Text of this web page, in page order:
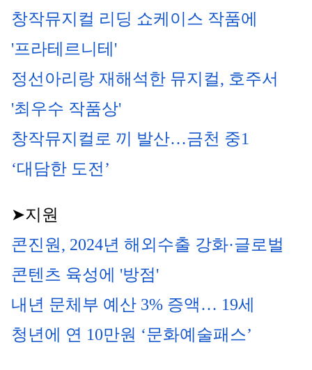
창작뮤지컬 리딩 쇼케이스 작품에
'프라테르니테'
정선아리랑 재해석한 뮤지컬, 호주서
'최우수 작품상'
창작뮤지컬로 끼 발산…금천 중1
‘대담한 도전’
➤지원
콘진원, 2024년 해외수출 강화·글로벌
콘텐츠 육성에 '방점'
내년 문체부 예산 3% 증액… 19세
청년에 연 10만원 ‘문화예술패스’